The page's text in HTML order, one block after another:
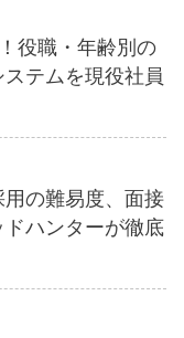
役職・年齢別の
テムを現役社員
の難易度、面接
ハンターが徹底